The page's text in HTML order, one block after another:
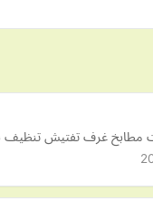
غرف تفتيش تنظيف